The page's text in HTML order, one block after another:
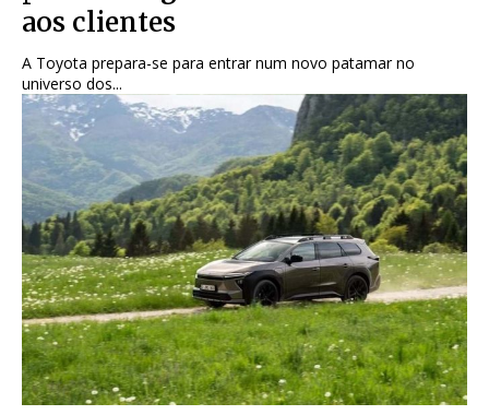
aos clientes
A Toyota prepara-se para entrar num novo patamar no
universo dos...